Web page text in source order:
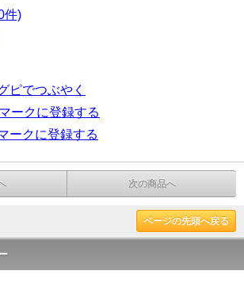
件)
ピでつぶやく
ークに登録する
ークに登録する
次の商品へ
ページの先頭へ戻る